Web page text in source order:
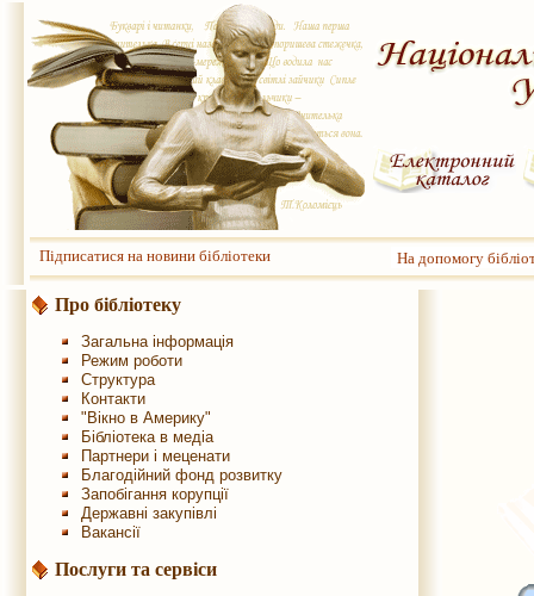
Підписатися на новини бібліотеки На допомогу
Про бібліотеку
Загальна інформація
Режим роботи
Структура
Контакти
"Вікно в Америку"
Бібліотека в медіа
Партнери і меценати
Благодійний фонд розвитку
Запобігання корупції
Державні закупівлі
Вакансії
Послуги та сервіси